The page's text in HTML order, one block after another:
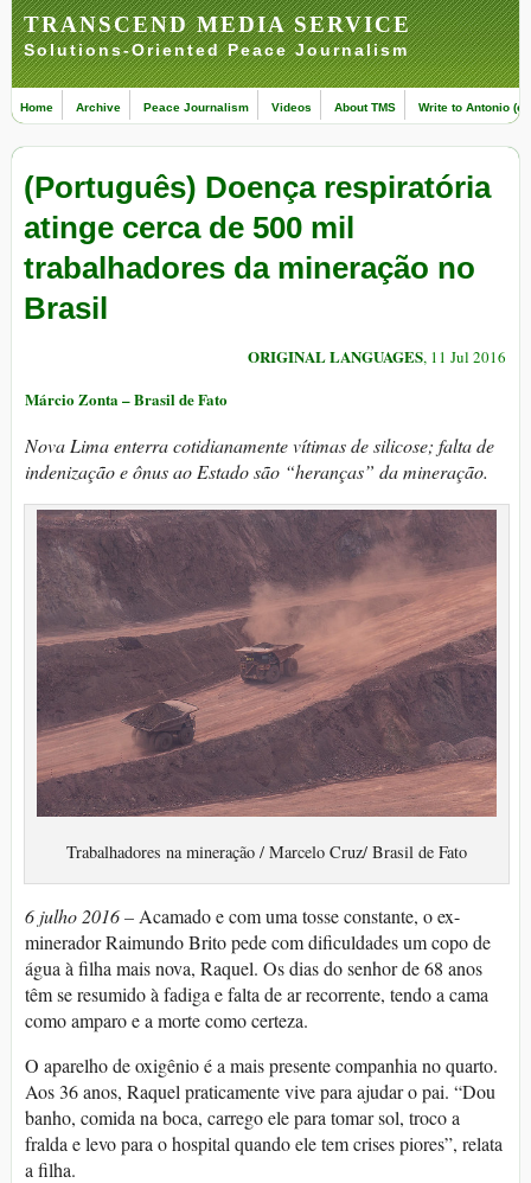
TRANSCEND MEDIA SERVICE
Solutions-Oriented Peace Journalism
Home Archive Peace Journalism Videos About TMS Write to Antonio
(Português) Doença respiratória
atinge cerca de 500 mil
trabalhadores da mineração no
Brasil
ORIGINAL LANGUAGES, 11 Jul 2016
Márcio Zonta – Brasil de Fato
Nova Lima enterra cotidianamente vítimas de silicose; falta de
indenização e ônus ao Estado são “heranças” da mineração.
Trabalhadores na mineração / Marcelo Cruz/ Brasil de Fato
6 julho 2016 – Acamado e com uma tosse constante, o ex-
minerador Raimundo Brito pede com dificuldades um copo de
água à filha mais nova, Raquel. Os dias do senhor de 68 anos
têm se resumido à fadiga e falta de ar recorrente, tendo a cama
como amparo e a morte como certeza.
O aparelho de oxigênio é a mais presente companhia no quarto.
Aos 36 anos, Raquel praticamente vive para ajudar o pai. “Dou
banho, comida na boca, carrego ele para tomar sol, troco a
fralda e levo para o hospital quando ele tem crises piores”, relata
a filha.